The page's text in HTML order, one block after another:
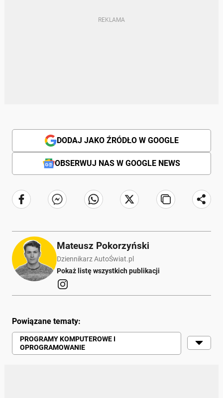
DODAJ JAKO ŹRÓDŁO W GOOGLE
OBSERWUJ NAS W GOOGLE NEWS
Mateusz Pokorzyński
Dziennikarz AutoŚwiat.pl
Pokaż listę wszystkich publikacji
Powiązane tematy:
PROGRAMY KOMPUTEROWE I
OPROGRAMOWANIE